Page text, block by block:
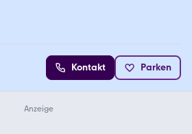
Kontakt Parken